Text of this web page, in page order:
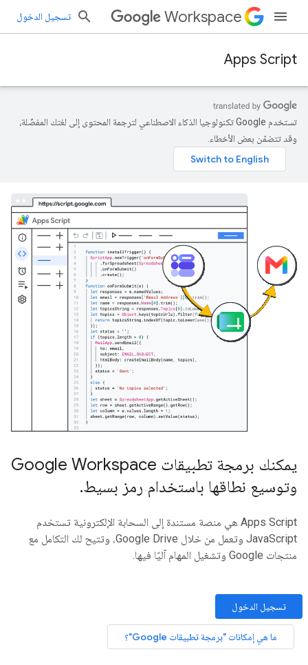
Workspace تسجيل الدخول
Apps Script
تستخدم Google تكنولوجيا الذكاء الاصطناعي لترجمة المحتوى إلى لغتك المفضّلة،
وقد تتضمّن بعض الأخطاء.
يمكنك برمجة تطبيقات Google Workspace
وتوسيع نطاقها باستخدام رمز بسيط.
‫Apps Script هي منصة مستندة إلى السحابة الإلكترونية تستخدم
JavaScript وتعمل من خلال Google Drive، وتتيح لك التكامل مع
منتجات Google وتشغيل المهام آليًا فيها.
تسجيل الدخول
ما هي إمكانات "برمجة تطبيقات Google"؟